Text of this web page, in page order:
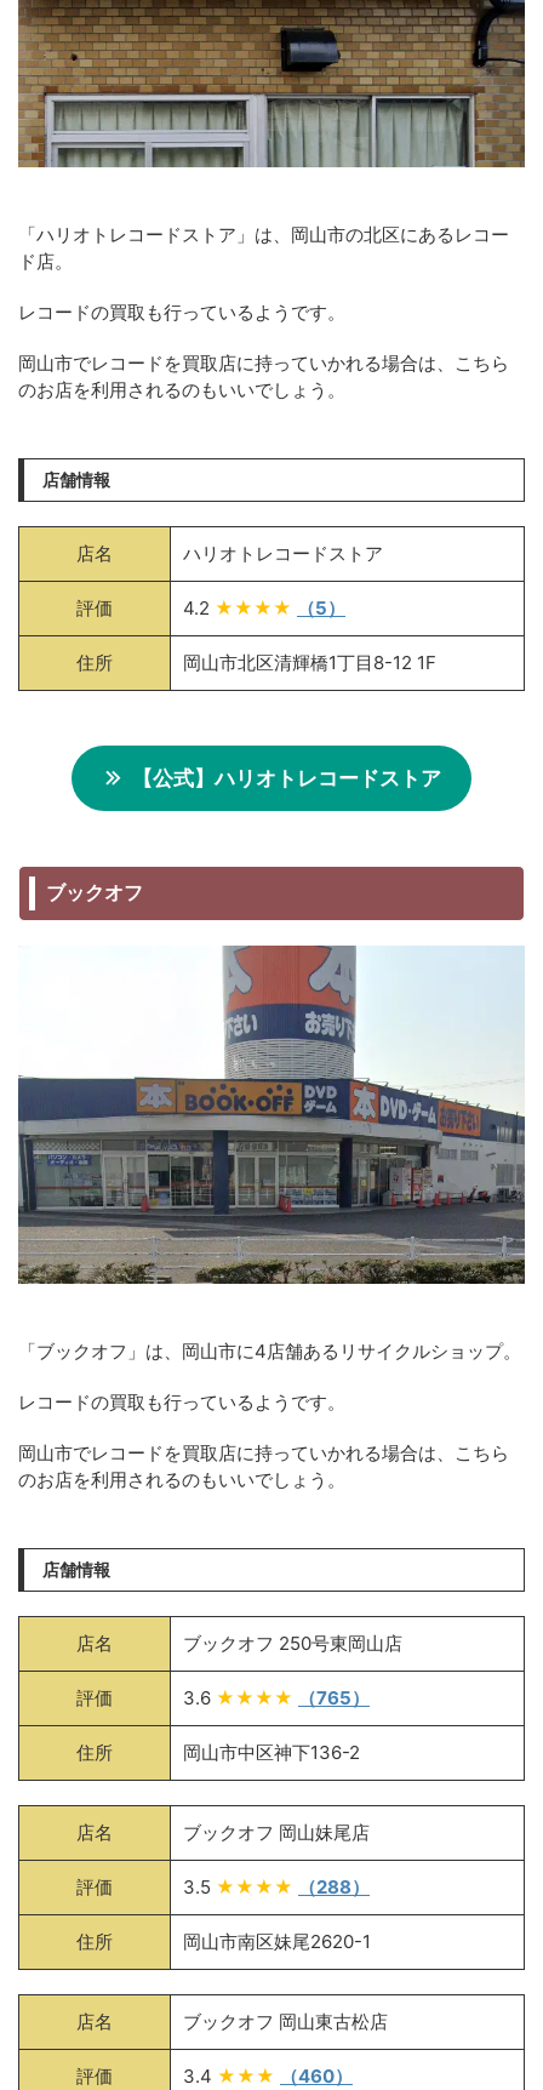
「ハリオトレコードストア」は、岡山市の北区にあるレコー
ド店。
レコードの買取も行っているようです。
岡山市でレコードを買取店に持っていかれる場合は、こちら
のお店を利用されるのもいいでしょう。
店舗情報
店名 ハリオトレコードストア
評価 4.2 ★★★★ （5）
住所 岡山市北区清輝橋1丁目8-12 1F
【公式】ハリオトレコードストア
ブックオフ
「ブックオフ」は、岡山市に4店舗あるリサイクルショップ。
レコードの買取も行っているようです。
岡山市でレコードを買取店に持っていかれる場合は、こちら
のお店を利用されるのもいいでしょう。
店舗情報
店名 ブックオフ 250号東岡山店
評価 3.6 ★★★★ （765）
住所 岡山市中区神下136-2
店名 ブックオフ 岡山妹尾店
評価 3.5 ★★★★ （288）
住所 岡山市南区妹尾2620-1
店名 ブックオフ 岡山東古松店
評価 3.4 ★★★ （460）